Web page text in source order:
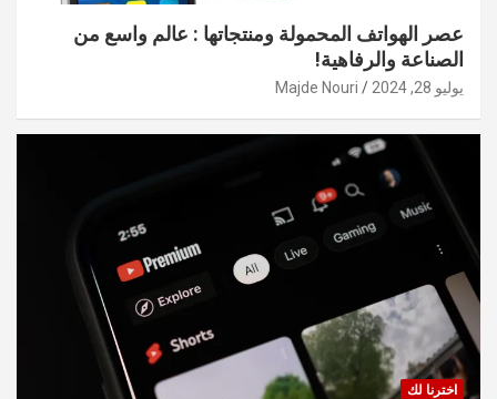
عصر الهواتف المحمولة ومنتجاتها : عالم واسع من
الصناعة والرفاهية!
يوليو 28, 2024 Majde Nouri
اخترنا لك